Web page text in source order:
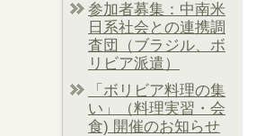
参加者募集：中南米
日系社会との連携調
査団（ブラジル、ボ
リビア派遣）
「ボリビア料理の集
い」（料理実習・会
食) 開催のお知らせ